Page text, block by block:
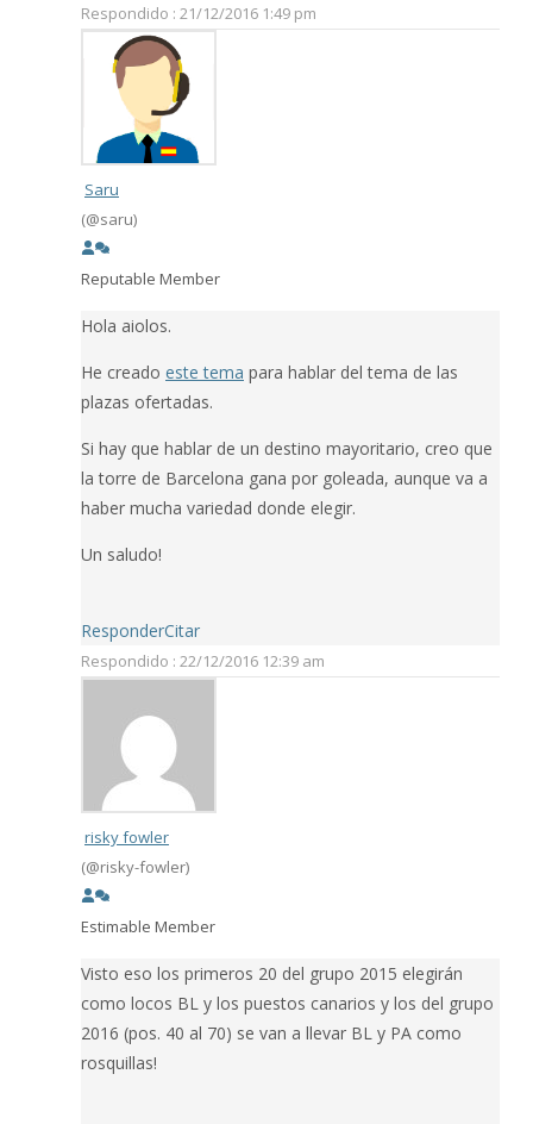
Respondido : 21/12/2016 1:49 pm
Saru
(@saru)
Reputable Member
Hola aiolos.
He creado este tema para hablar del tema de las
plazas ofertadas.
Si hay que hablar de un destino mayoritario, creo que
la torre de Barcelona gana por goleada, aunque va a
haber mucha variedad donde elegir.
Un saludo!
ResponderCitar
Respondido : 22/12/2016 12:39 am
risky fowler
(@risky-fowler)
Estimable Member
Visto eso los primeros 20 del grupo 2015 elegirán
como locos BL y los puestos canarios y los del grupo
2016 (pos. 40 al 70) se van a llevar BL y PA como
rosquillas!